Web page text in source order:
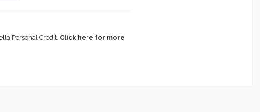
Personal Credit. Click here for more